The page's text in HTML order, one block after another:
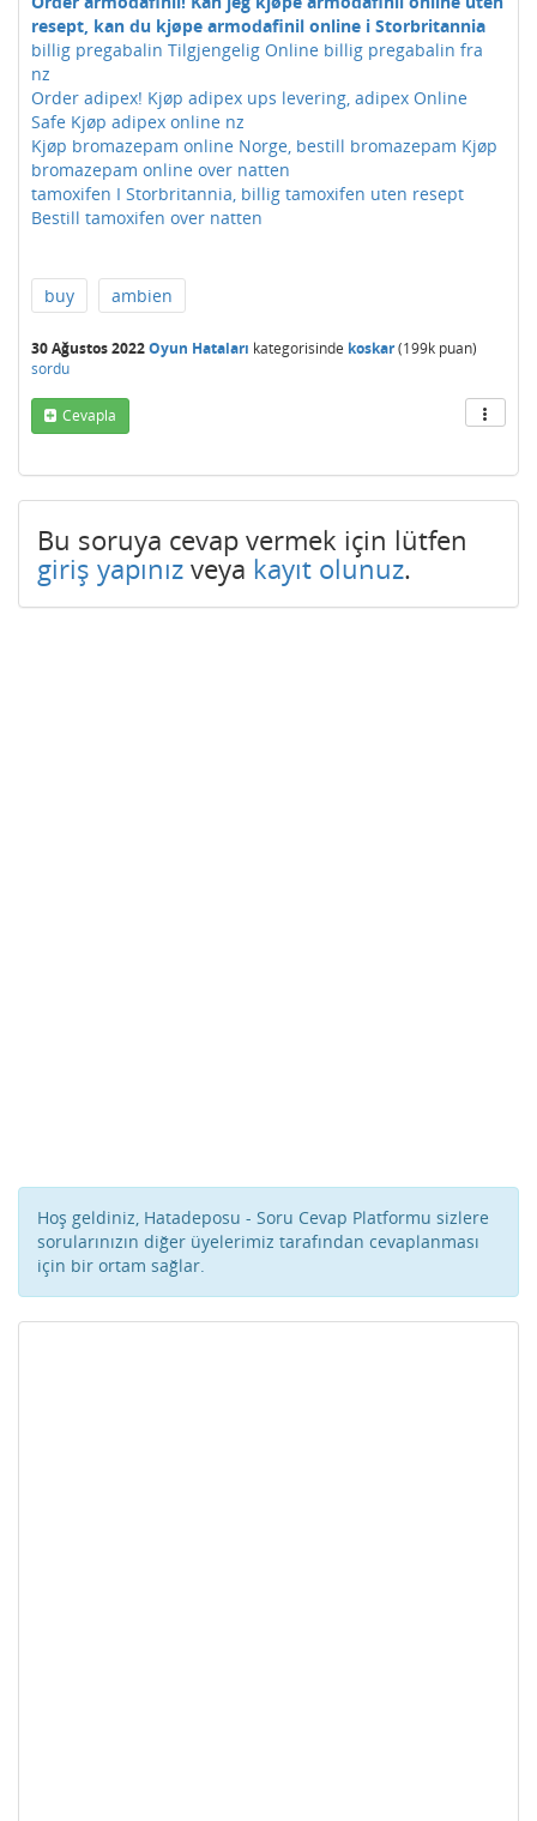
resept, kan du kjøpe armodafinil online i Storbritannia
billig pregabalin Tilgjengelig Online billig pregabalin fra
nz
Order adipex! Kjøp adipex ups levering, adipex Online
Safe Kjøp adipex online nz
Kjøp bromazepam online Norge, bestill bromazepam Kjøp
bromazepam online over natten
tamoxifen I Storbritannia, billig tamoxifen uten resept
Bestill tamoxifen over natten
buy ambien
30 Ağustos 2022Oyun Hataları kategorisinde koskar(199k puan)
sordu
Cevapla
Bu soruya cevap vermek için lütfen
giriş yapınız veya kayıt olunuz.
Hoş geldiniz, Hatadeposu - Soru Cevap Platformu sizlere
sorularınızın diğer üyelerimiz tarafından cevaplanması
için bir ortam sağlar.